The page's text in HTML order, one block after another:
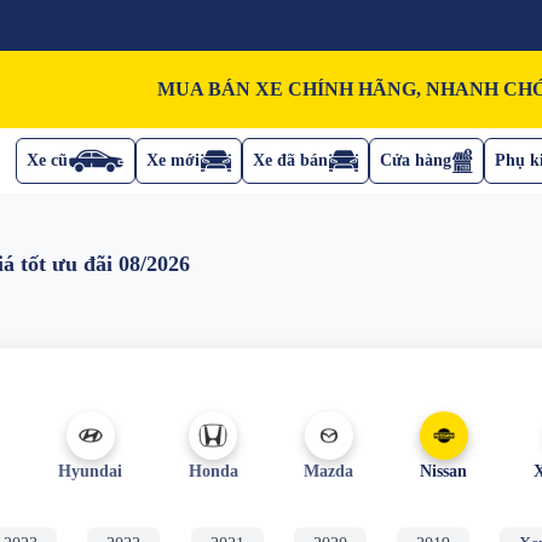
MUA BÁN XE CHÍNH HÃNG, NHANH
Xe cũ Xe mới Xe đã bán Cửa hàng Phụ
tốt ưu đãi 08/2026
Hyundai Honda Mazda Nissan